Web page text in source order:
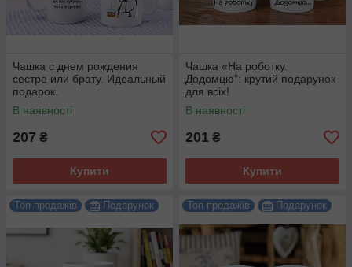
Чашка с днем рождения
сестре или брату. Идеальный
подарок.
В наявності
207 ₴
Купити
Чашка «На роботку.
Додомцю": крутий подарунок
для всіх!
В наявності
201 ₴
Купити
Топ продажів Подарунок Топ продажів Подарунок